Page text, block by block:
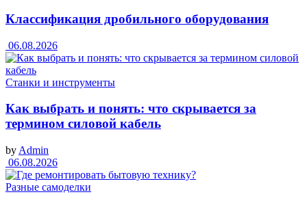
Классификация дробильного оборудования
06.08.2026
Станки и инструменты
Как выбрать и понять: что скрывается за
термином силовой кабель
by Admin
06.08.2026
Разные самоделки